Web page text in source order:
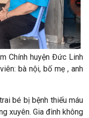
Chính huyện Đức Linh
: bà nội, bố mẹ , anh
bé bị bệnh thiếu máu
xuyên. Gia đình không